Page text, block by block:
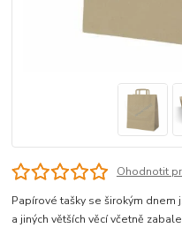
Ohodnotit
Papírové tašky se širokým
a jiných větších věcí včetně